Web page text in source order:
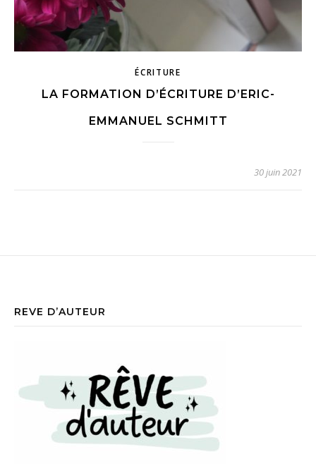
ÉCRITURE
LA FORMATION D’ÉCRITURE D’ERIC-
EMMANUEL SCHMITT
30 juin 2021
REVE D’AUTEUR